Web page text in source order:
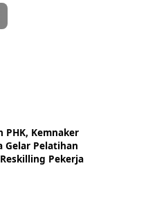
PHK, Kemnaker
Gelar Pelatihan
Pekerja